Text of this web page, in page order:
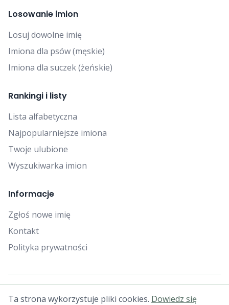
Losowanie imion
Losuj dowolne imię
Imiona dla psów (męskie)
Imiona dla suczek (żeńskie)
Rankingi i listy
Lista alfabetyczna
Najpopularniejsze imiona
Twoje ulubione
Wyszukiwarka imion
Informacje
Zgłoś nowe imię
Kontakt
Polityka prywatności
© 2025 Falcon Bytes. Wszelkie prawa zastrzeżone.
Ta strona wykorzystuje pliki cookies. Dowiedz się